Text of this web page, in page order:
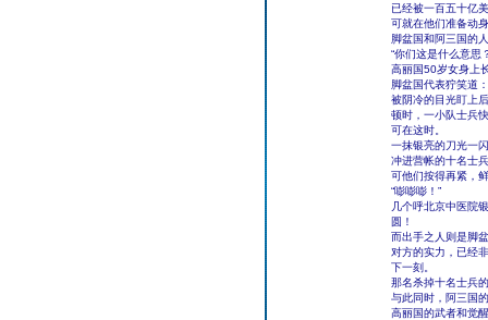
已经被一百五十亿
可就在他们准备动
脚盆国和阿三国的
“你们这是什么意思
高丽国50岁女身上
脚盆国代表狞笑道
被阴冷的目光盯上
顿时，一小队士兵
可在这时。
一抹银亮的刀光一
冲进营帐的十名士
可他们按得再紧，
“嘭嘭嘭！”
几个呼北京中医院
圆！
而出手之人则是脚
对方的实力，已经
下一刻。
那名杀掉十名士兵
与此同时，阿三国
高丽国的武者和觉